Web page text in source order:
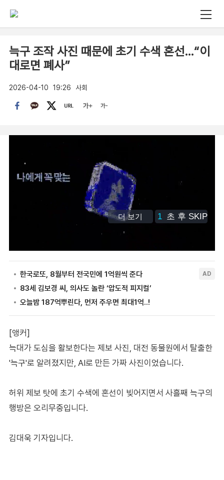
늑구 조작 사진 때문에 초기 수색 혼선…“이
대로면 폐사”
2026-04-10 19:26 사회
[앵커]
늑대가 도심을 활보한다는 제보 사진, 대전 동물원에서 탈출한
'늑구'로 알려졌지만, AI로 만든 가짜 사진이었습니다.
허위 제보 탓에 초기 수색에 혼선이 빚어지면서 사흘째 늑구의
행방은 오리무중입니다.
김대욱 기자입니다.